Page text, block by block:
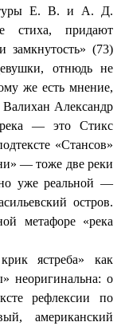
Е. В. и А. Д.
стиха, придают
замкнутость» (73)
отнюдь не
же есть мнение,
Валихан Александр
— это Стикс
«Стансов»
— тоже две реки
уже реальной —
остров.
метафоре «река
ястреба» как
неоригинальна: о
рефлексии по
американский